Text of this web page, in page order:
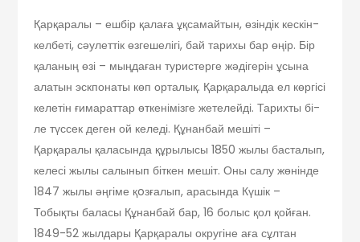
Қарқаралы – ешбір қалаға ұқса­майтын, өзіндік кескін-
келбеті, сәу­лет­тік өзгешелігі, бай тарихы бар өңір. Бір
қа­ланың өзі – мыңдаған туристерге жәді­ге­рін ұсына
алатын эскпонаты көп орта­лық. Қарқаралыда ел көргісі
келетін ғима­рат­тар өткенімізге жетелейді. Тарихты бі­
ле түссек деген ой келеді. Құнанбай ме­­­­шіті –
Қарқаралы қаласында құрылысы 1850 жылы басталып,
келесі жылы салы­нып біткен мешіт. Оны салу жөнінде
1847 жы­лы әңгіме қoзғалып, арасында Күшік –
Тобықты баласы Құнанбай бар, 16 болыс қол қойған.
1849-52 жылдары Қарқаралы окру­гіне аға сұлтан